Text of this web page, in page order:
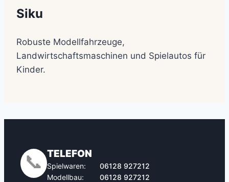
Siku
Robuste Modellfahrzeuge,
Landwirtschaftsmaschinen und Spielautos für
Kinder.
📞 TELEFON
Spielwaren:
06128 927212
Modellbau:
06128 927212